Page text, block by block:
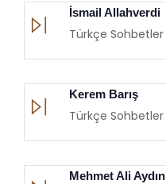
İsmail Allahverdi
Türkçe Sohbetler
Kerem Barış
Türkçe Sohbetler
Mehmet Ali Aydın